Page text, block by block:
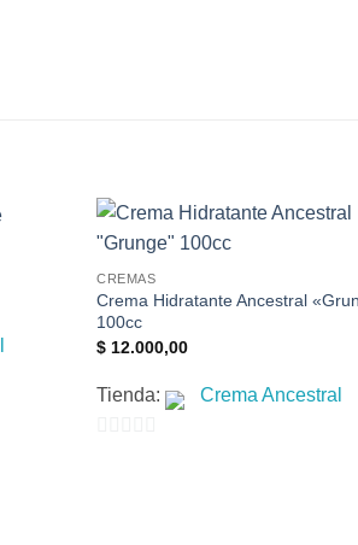
CREMAS
Crema Hidratante Ancestral
100cc
$ 12.000,00
Tienda: Crema Ancestral